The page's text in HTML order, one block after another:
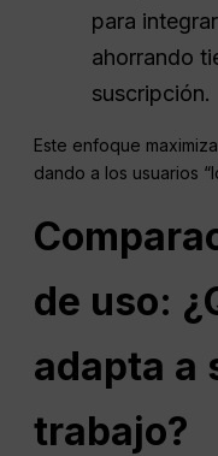
para
ahorrando
suscripción.
Este enfoque
dando a los usuarios
de uso:
adapta a
trabajo?